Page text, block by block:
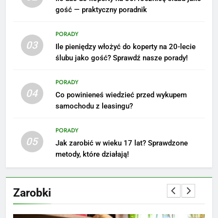
gość — praktyczny poradnik
03
PORADY
Ile pieniędzy włożyć do koperty na 20-lecie
ślubu jako gość? Sprawdź nasze porady!
04
PORADY
Co powinieneś wiedzieć przed wykupem
samochodu z leasingu?
05
PORADY
Jak zarobić w wieku 17 lat? Sprawdzone
metody, które działają!
Zarobki
5
Ile zarabia podolog: poznajmy
pomysły i przykłady, które
zainspirują
ZAROBKI
7
Jak przygotować się finansowo
na narodziny dziecka: ile to
kosztuje i jak zaplanować
budżet
PORADY
8